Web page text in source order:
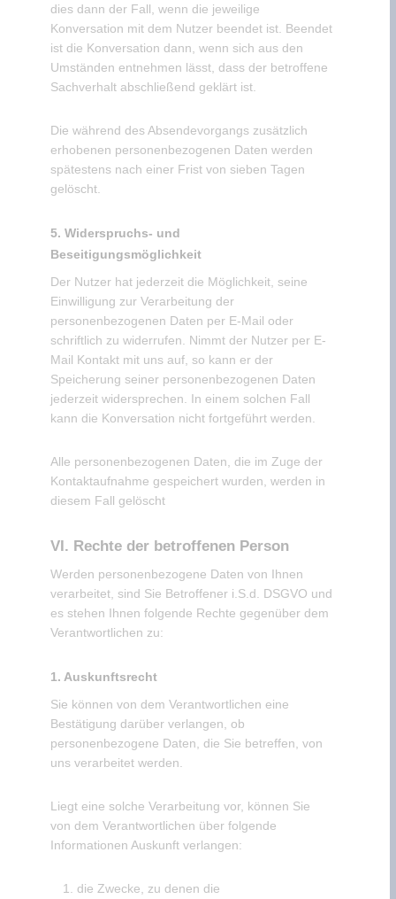
dies dann der Fall, wenn die jeweilige
Konversation mit dem Nutzer beendet ist. Beendet
ist die Konversation dann, wenn sich aus den
Umständen entnehmen lässt, dass der betroffene
Sachverhalt abschließend geklärt ist.
Die während des Absendevorgangs zusätzlich
erhobenen personenbezogenen Daten werden
spätestens nach einer Frist von sieben Tagen
gelöscht.
5. Widerspruchs- und
Beseitigungsmöglichkeit
Der Nutzer hat jederzeit die Möglichkeit, seine
Einwilligung zur Verarbeitung der
personenbezogenen Daten per E-Mail oder
schriftlich zu widerrufen. Nimmt der Nutzer per E-
Mail Kontakt mit uns auf, so kann er der
Speicherung seiner personenbezogenen Daten
jederzeit widersprechen. In einem solchen Fall
kann die Konversation nicht fortgeführt werden.
Alle personenbezogenen Daten, die im Zuge der
Kontaktaufnahme gespeichert wurden, werden in
diesem Fall gelöscht
VI. Rechte der betroffenen Person
Werden personenbezogene Daten von Ihnen
verarbeitet, sind Sie Betroffener i.S.d. DSGVO und
es stehen Ihnen folgende Rechte gegenüber dem
Verantwortlichen zu:
1. Auskunftsrecht
Sie können von dem Verantwortlichen eine
Bestätigung darüber verlangen, ob
personenbezogene Daten, die Sie betreffen, von
uns verarbeitet werden.
Liegt eine solche Verarbeitung vor, können Sie
von dem Verantwortlichen über folgende
Informationen Auskunft verlangen:
die Zwecke, zu denen die